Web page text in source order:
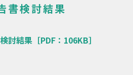
書検討結果
討結果［PDF：106KB］